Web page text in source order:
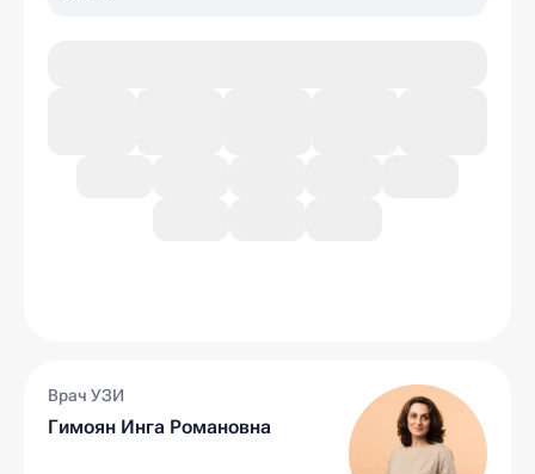
Врач УЗИ
Гимоян Инга Романовна